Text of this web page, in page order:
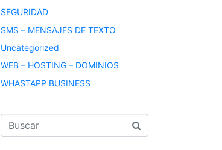
SEGURIDAD
SMS – MENSAJES DE TEXTO
Uncategorized
WEB – HOSTING – DOMINIOS
WHASTAPP BUSINESS